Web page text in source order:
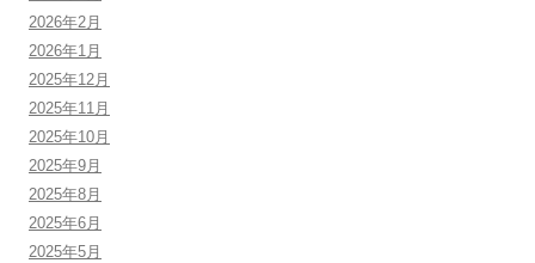
2026年2月
2026年1月
2025年12月
2025年11月
2025年10月
2025年9月
2025年8月
2025年6月
2025年5月